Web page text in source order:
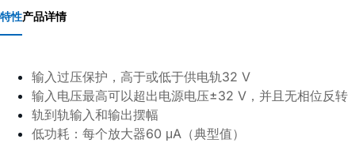
特性产品详情
输入过压保护，高于或低于供电轨32 V
输入电压最高可以超出电源电压±32 V ，并且无相位反转
轨到轨输入和输出摆幅
低功耗：每个放大器60 μA （典型值）